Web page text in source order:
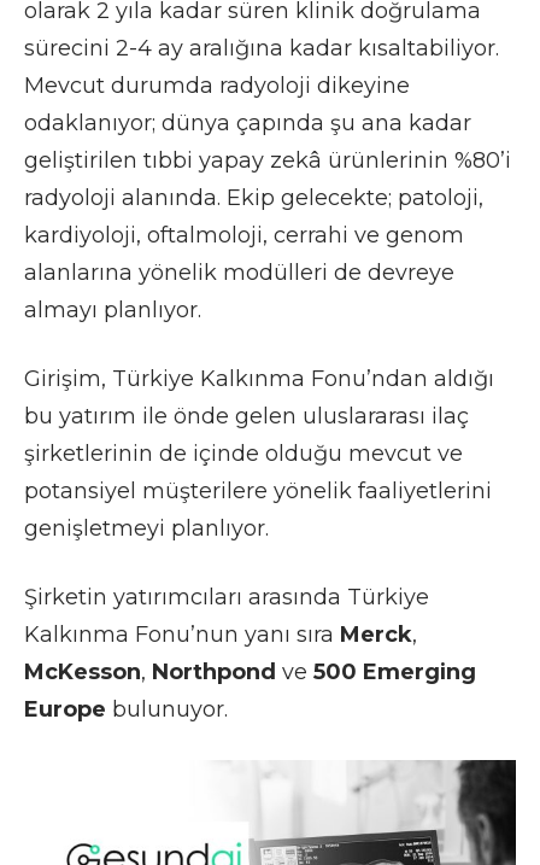
olarak 2 yıla kadar süren klinik doğrulama
sürecini 2-4 ay aralığına kadar kısaltabiliyor.
Mevcut durumda radyoloji dikeyine
odaklanıyor; dünya çapında şu ana kadar
geliştirilen tıbbi yapay zekâ ürünlerinin %80’i
radyoloji alanında. Ekip gelecekte; patoloji,
kardiyoloji, oftalmoloji, cerrahi ve genom
alanlarına yönelik modülleri de devreye
almayı planlıyor.
Girişim, Türkiye Kalkınma Fonu’ndan aldığı
bu yatırım ile önde gelen uluslararası ilaç
şirketlerinin de içinde olduğu mevcut ve
potansiyel müşterilere yönelik faaliyetlerini
genişletmeyi planlıyor.
Şirketin yatırımcıları arasında Türkiye
Kalkınma Fonu’nun yanı sıra Merck,
McKesson, Northpond ve 500 Emerging
Europe bulunuyor.